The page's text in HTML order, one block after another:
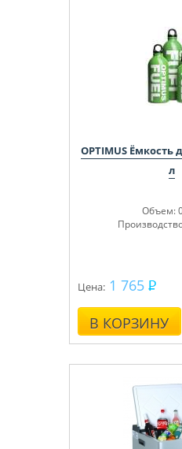
OPTIMUS Ёмкость
л
Объем:
Цена: 1 765
В КОРЗИНУ